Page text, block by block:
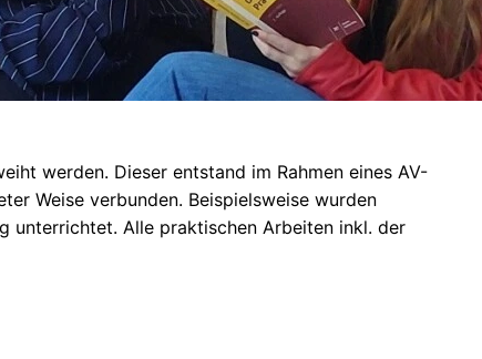
werden. Dieser entstand im Rahmen eines AV-
Weise verbunden. Beispielsweise wurden
unterrichtet. Alle praktischen Arbeiten inkl. der